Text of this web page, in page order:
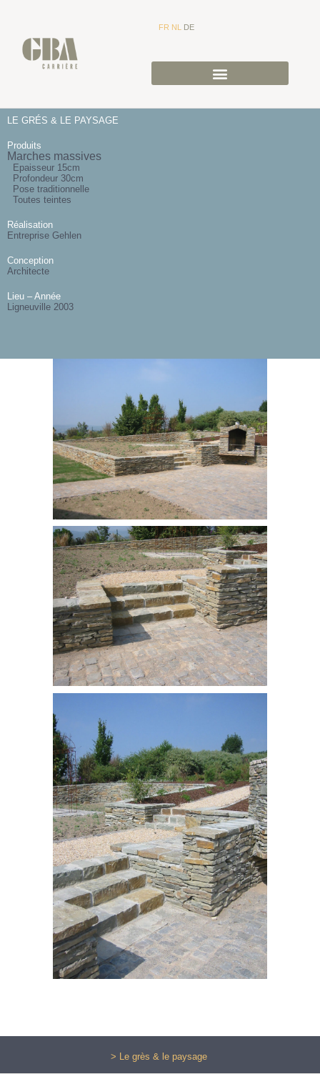
FR NL DE
LE GRÉS & LE PAYSAGE
Produits
Marches massives
Epaisseur 15cm
Profondeur 30cm
Pose traditionnelle
Toutes teintes
Réalisation
Entreprise Gehlen
Conception
Architecte
Lieu – Année
Ligneuville 2003
> Le grès & le paysage